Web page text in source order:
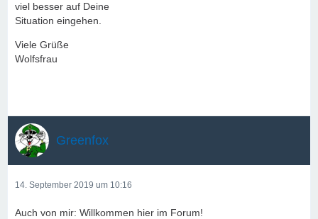
viel besser auf Deine
Situation eingehen.
Viele Grüße
Wolfsfrau
Greenfox
14. September 2019 um 10:16
Auch von mir: Willkommen hier im Forum!